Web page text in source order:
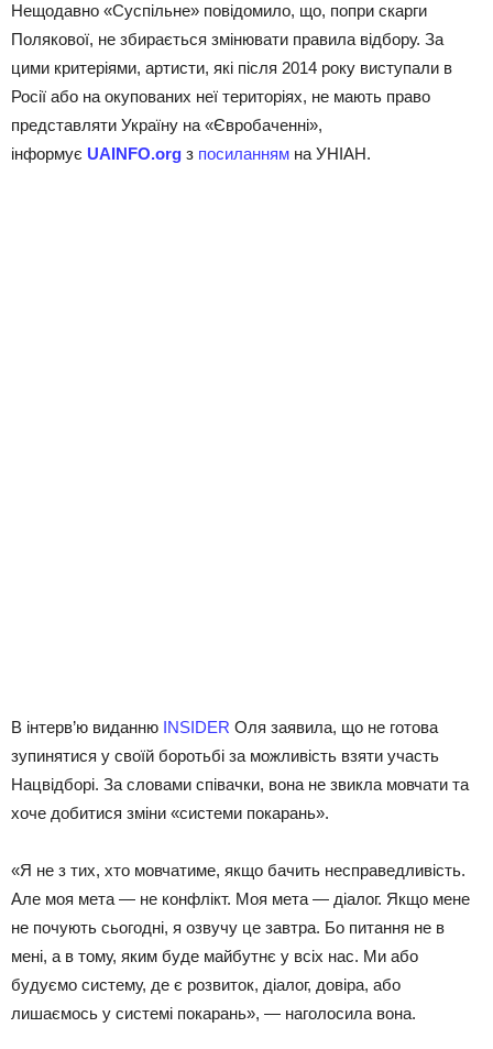
Нещодавно «Суспільне» повідомило, що, попри скарги
Полякової, не збирається змінювати правила відбору. За
цими критеріями, артисти, які після 2014 року виступали в
Росії або на окупованих неї територіях, не мають право
представляти Україну на «Євробаченні»,
інформує UAINFO.org з посиланням на УНІАН.
В інтерв’ю виданню INSIDER Оля заявила, що не готова
зупинятися у своїй боротьбі за можливість взяти участь
Нацвідборі. За словами співачки, вона не звикла мовчати та
хоче добитися зміни «системи покарань».
«Я не з тих, хто мовчатиме, якщо бачить несправедливість.
Але моя мета — не конфлікт. Моя мета — діалог. Якщо мене
не почують сьогодні, я озвучу це завтра. Бо питання не в
мені, а в тому, яким буде майбутнє у всіх нас. Ми або
будуємо систему, де є розвиток, діалог, довіра, або
лишаємось у системі покарань», — наголосила вона.